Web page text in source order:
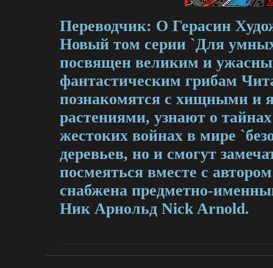
Переводчик: О Герасин
Новый том серии `Для
посвящен великим и
фантастическим грибам
познакомятся с хищными и
растениями, узнают о
жестоких войнах в мире
деревьев, но и смогут
посмеяться вместе с
снабжена предметно-
Ник Арнольд Nick Arnold.